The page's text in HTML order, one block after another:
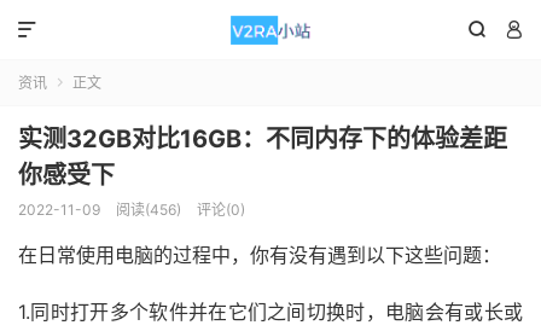
 

资讯  正文
实测32GB对比16GB：不同内存下的体验差距
你感受下
2022-11-09 阅读(456) 评论(0)
在日常使用电脑的过程中，你有没有遇到以下这些问题：
1.同时打开多个软件并在它们之间切换时，电脑会有或长或